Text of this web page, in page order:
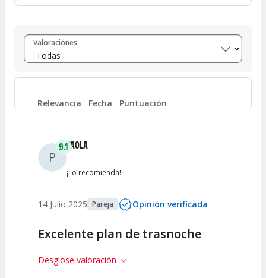
Entre 8 y 10 (3)
Entre 6 y 8 (0)
Entre 4 y 6 0
Entre 0 y 2
Valoraciones
Relevancia Fecha Puntuación
P
9.1PAOLA
¡Lo recomienda!
14 Julio 2025 Pareja Opinión verificada
Excelente plan de trasnoche
Desglose valoración